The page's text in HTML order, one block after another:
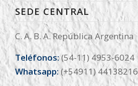
SEDE CENTRAL
C. A. B. A. República Argentina
Teléfonos:(54-11) 4953-6024
Whatsapp:(+54911) 44138216